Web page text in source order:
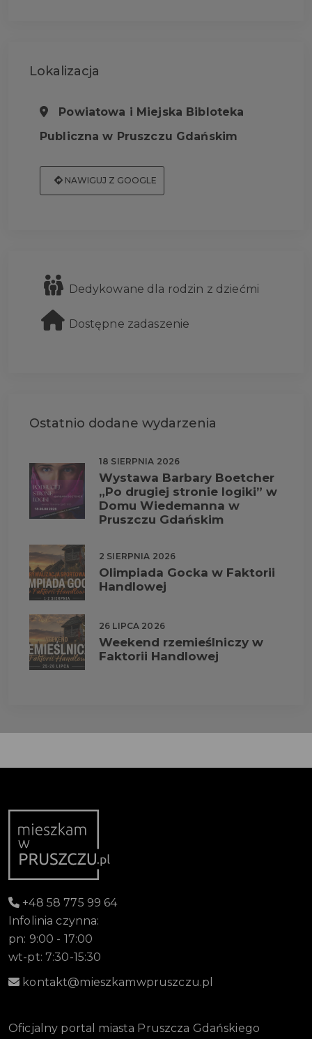
Lokalizacja
Powiatowa i Miejska Bibloteka
Publiczna w Pruszczu Gdańskim
NAWIGUJ Z GOOGLE
Dedykowane dla rodzin z dziećmi
Dostępne zadaszenie
Ostatnio dodane wydarzenia
18 SIERPNIA 2026
Wystawa Barbary Boetcher
„Po drugiej stronie logiki” w
Domu Wiedemanna w
Pruszczu Gdańskim
2 SIERPNIA 2026
Olimpiada Gocka w Faktorii
Handlowej
26 LIPCA 2026
Weekend rzemieślniczy w
Faktorii Handlowej
+48 58 775 99 64
Infolinia czynna:
pn: 9:00 - 17:00
wt-pt: 7:30-15:30
kontakt@mieszkamwpruszczu.pl
Oficjalny portal miasta Pruszcza Gdańskiego